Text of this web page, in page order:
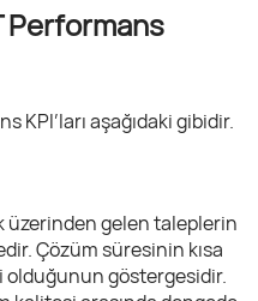
Performans
KPI’ları aşağıdaki gibidir.
üzerinden gelen taleplerin
Çözüm süresinin kısa
olduğunun göstergesidir.